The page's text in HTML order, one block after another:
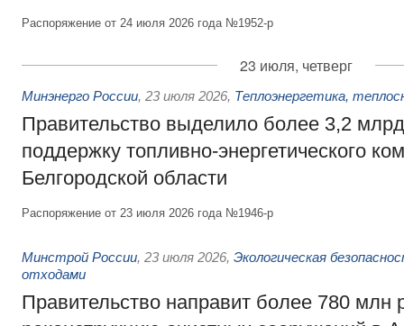
Распоряжение от 24 июля 2026 года №1952-р
23 июля, четверг
Минэнерго России, 23 июля 2026, Теплоэнергетика,
Правительство выделило более 3,2
поддержку топливно-энергетического
Белгородской области
Распоряжение от 23 июля 2026 года №1946-р
Минстрой России, 23 июля 2026, Экологическая
отходами
Правительство направит более 780 млн